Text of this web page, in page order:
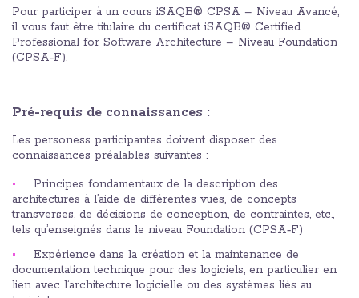
Pour participer à un cours iSAQB® CPSA – Niveau Avancé,
il vous faut être titulaire du certificat iSAQB® Certified
Professional for Software Architecture – Niveau Foundation
(CPSA‑F).
Pré-requis de connaissances :
Les personess participantes doivent disposer des
connaissances préalables suivantes :
Principes fondamentaux de la description des
architectures à l’aide de différentes vues, de concepts
transverses, de décisions de conception, de contraintes, etc.,
tels qu’enseignés dans le niveau Foundation (CPSA‑F)
Expérience dans la création et la maintenance de
documentation technique pour des logiciels, en particulier en
lien avec l’architecture logicielle ou des systèmes liés au